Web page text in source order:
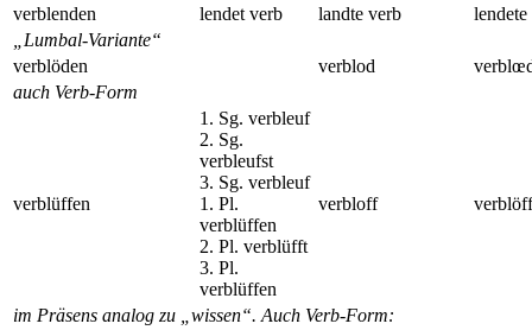
verblenden
lendet verb landte verb
„Lumbal-Variante“
verblöden
verblod
auch Verb-Form
verblüffen
1. Sg. verbleuf
2. Sg.
verbleufst
3. Sg. verbleuf
1. Pl.
verblüffen
2. Pl. verblüfft
3. Pl.
verblüffen
verbloff
im Präsens analog zu „wissen“. Auch Verb-Form: